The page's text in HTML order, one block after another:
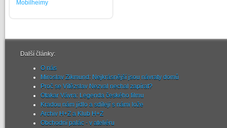
Mobilheimy
Další články:
O nás
Miroslav Zikmund: Nejkrásnější jsou návraty domů
Proč se Vítězslav Nezval nechal zapírat?
Otakar Vávra: Legenda českého filmu
Kradou nám jídlo a sdílejí s námi lože
Archiv H+Z a Klub H+Z
Obchodní palác - v ateliéru